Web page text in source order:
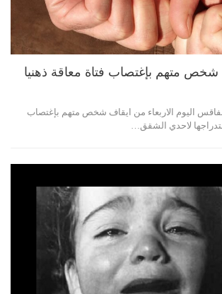
متهم بإغتصاب فتاة معاقة ذهنيا
اليوم الاربعاء من ايقاف شخص متهم بإغتصاب
لاحدي الشقق…